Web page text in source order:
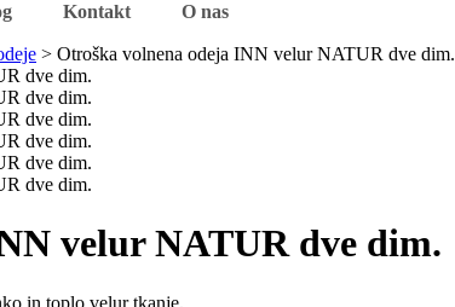
Kontakt O nas
> Otroška volnena odeja INN velur NATUR dve dim.
velur NATUR dve dim.
in toplo velur tkanje.